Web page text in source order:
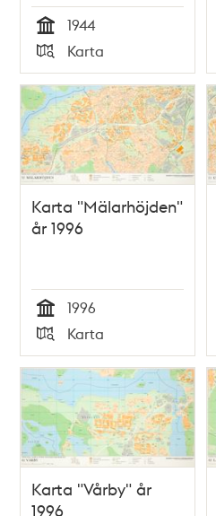
Tid
1944
Typ
Karta
Karta "Mälarhöjden"
år 1996
Tid
1996
Typ
Karta
Karta "Vårby" år
1996